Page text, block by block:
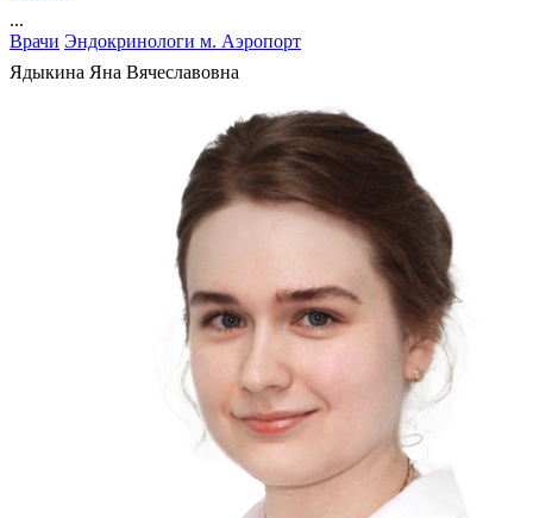
...
Врачи Эндокринологи м. Аэропорт
Ядыкина Яна Вячеславовна